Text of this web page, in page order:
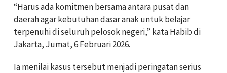
“Harus ada komitmen bersama antara pusat dan
daerah agar kebutuhan dasar anak untuk belajar
terpenuhi di seluruh pelosok negeri,” kata Habib di
Jakarta, Jumat, 6 Februari 2026.
Ia menilai kasus tersebut menjadi peringatan serius